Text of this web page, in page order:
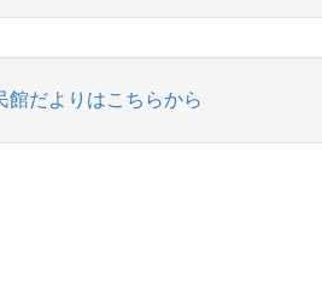
館だよりはこちらから